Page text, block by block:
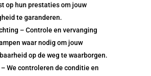
op hun prestaties om jouw
te garanderen.
– Controle en vervanging
waar nodig om jouw
op de weg te waarborgen.
– We controleren de conditie en